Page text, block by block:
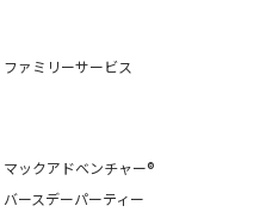
ファミリーサービス
マックアドベンチャー®
バースデーパーティー